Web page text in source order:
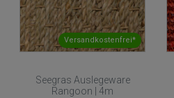
Versandkostenfrei*
Seegras Auslegeware
Rangoon | 4m